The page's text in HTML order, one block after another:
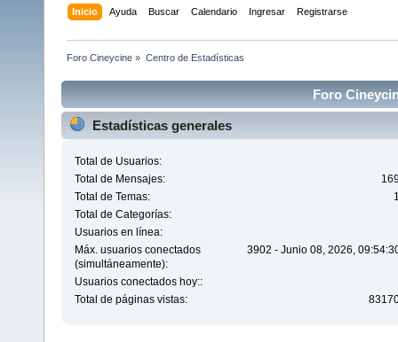
Inicio Ayuda Buscar Calendario Ingresar Registrarse
Foro Cineycine » Centro de Estadísticas
Foro
Estadísticas generales
Total de Usuarios:
Total de Mensajes:
Total de Temas:
Total de Categorías:
Usuarios en línea:
Máx. usuarios conectados
(simultáneamente):
3902 - Junio 08, 2026,
Usuarios conectados hoy::
Total de páginas vistas: